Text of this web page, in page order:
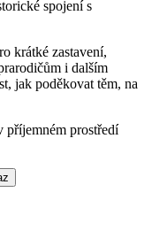
spojení s
krátké zastavení,
i dalším
jak poděkovat těm, na
příjemném prostředí